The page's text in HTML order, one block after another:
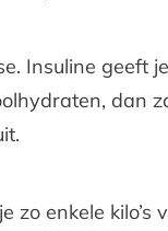
Insuline geeft
dan
zo enkele